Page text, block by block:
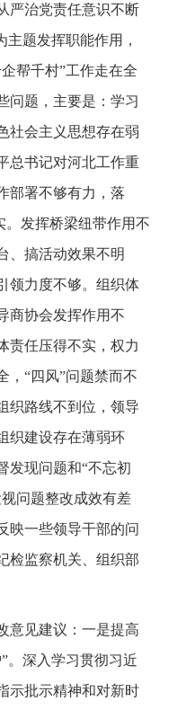
严治党责任意识不断
主题发挥职能作用，
帮千村”工作走在全
问题，主要是：学习
社会主义思想存在弱
总书记对河北工作重
部署不够有力，落
。发挥桥梁纽带作用不
、搞活动效果不明
领力度不够。组织体
商协会发挥作用不
责任压得不实，权力
，“四风”问题禁而不
织路线不到位，领导
织建设存在薄弱环
发现问题和“不忘初
问题整改成效有差
映一些领导干部的问
检监察机关、组织部
意见建议：一是提高
。深入学习贯彻习近
示批示精神和对新时